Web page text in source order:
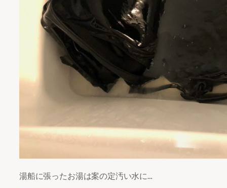
湯船に張ったお湯は案の定汚い水に…